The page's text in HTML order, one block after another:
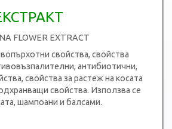
FLOWER EXTRACT
свойства, свойства
антибиотични,
свойства за растеж на косата
свойства. Използва се
шампоани и балсами.